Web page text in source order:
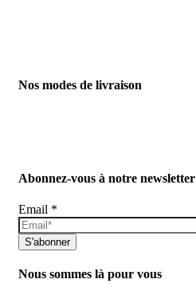
Nos modes de livraison
Abonnez-vous à notre newsletter
Email *
S'abonner
Nous sommes là pour vous